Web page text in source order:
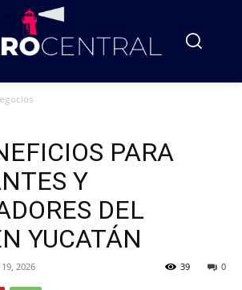
PARA
Y
DEL
YUCATÁN
2026 0
39